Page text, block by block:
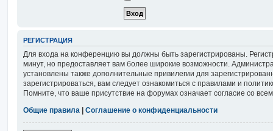
РЕГИСТРАЦИЯ
Для входа на конференцию вы должны быть зарегистрированы.
минут, но предоставляет вам более широкие возможности.
установлены также дополнительные привилегии для
зарегистрироваться, вам следует ознакомиться с правилами и
Помните, что ваше присутствие на форумах означает согласие со
Общие правила
Соглашение о конфиденциальности